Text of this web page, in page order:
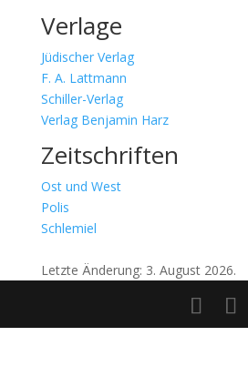
Verlage
Jüdischer Verlag
F. A. Lattmann
Schiller-Verlag
Verlag Benjamin Harz
Zeitschriften
Ost und West
Polis
Schlemiel
Letzte Änderung: 3. August 2026.